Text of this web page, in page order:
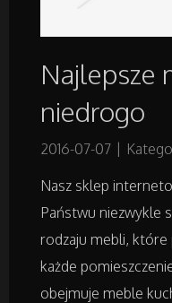
Najlepsze
niedrogo
2016-07-07
Nasz sklep
Państwu niezwykle
rodzaju mebli, które
każde
obejmuje meble